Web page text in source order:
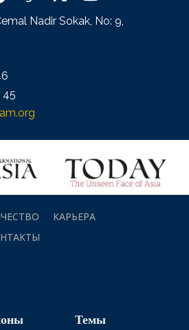
Nadir Sokak, No: 9,
45
КАРЬЕРА
Темы